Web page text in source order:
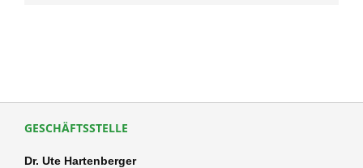
GESCHÄFTSSTELLE
Dr. Ute Hartenberger